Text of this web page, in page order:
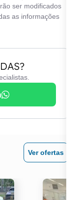
verdes
ser modificados
as informações
Ver ofertas